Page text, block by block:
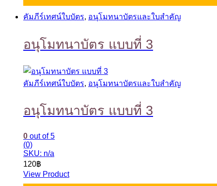
คัมภีร์เทศน์ใบบัตร, อนุโมทนาบัตรและใบสำคัญ
อนุโมทนาบัตร แบบที่ 3
คัมภีร์เทศน์ใบบัตร, อนุโมทนาบัตรและใบสำคัญ
อนุโมทนาบัตร แบบที่ 3
0 out of 5
(0)
SKU: n/a
120฿
View Product